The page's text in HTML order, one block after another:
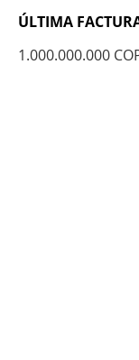
ÚLTIMA
1.000.000.000